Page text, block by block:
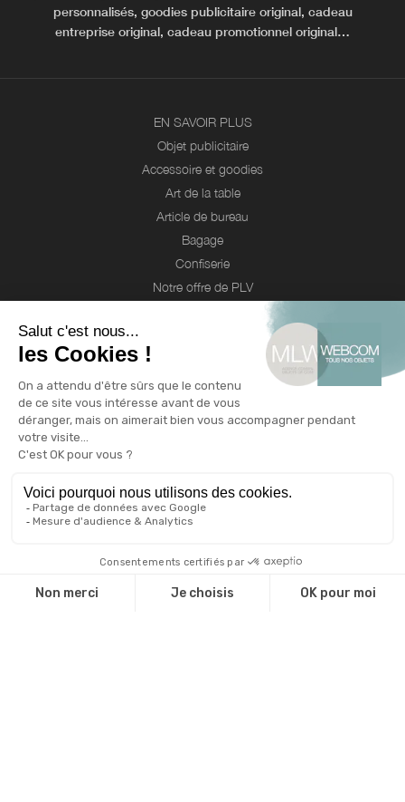
personnalisés, goodies publicitaire original, cadeau
entreprise original, cadeau promotionnel original…
EN SAVOIR PLUS
Objet publicitaire
Accessoire et goodies
Art de la table
Article de bureau
Bagage
Confiserie
Notre offre de PLV
Entreprises
Agences de communication
Administrations
Le blog de l'objet publicitaire
Nos engagements RSE
Qui sommes-nous ?